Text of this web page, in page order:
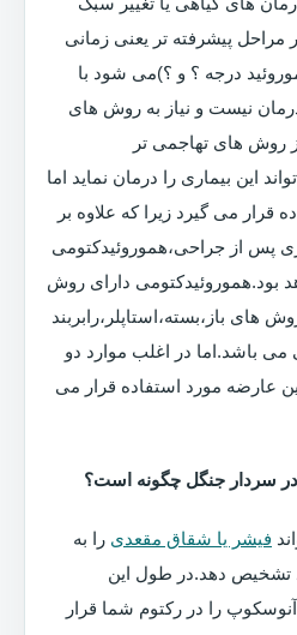
پیشرفته تر یعنی زمانی
درجه ؟ و ؟)می شود با
نیست و نیاز به روش های
روش های تهاجمی تر
این بیماری را درمان نماید اما
قرار می گیرد زیرا که علاوه بر
پس از جراحی،هموروئیدکتومی
بود.هموروئیدکتومی دارای روش
باز،بسته،استاپلر،رابربند
باشد.اما در اغلب موارد دو
عارضه مورد استفاده قرار می
سردار جنگل چگونه است؟
فیشر یا شقاق مقعدی را به
تشخیص دهد.در طول این
را در رکتوم شما قرار